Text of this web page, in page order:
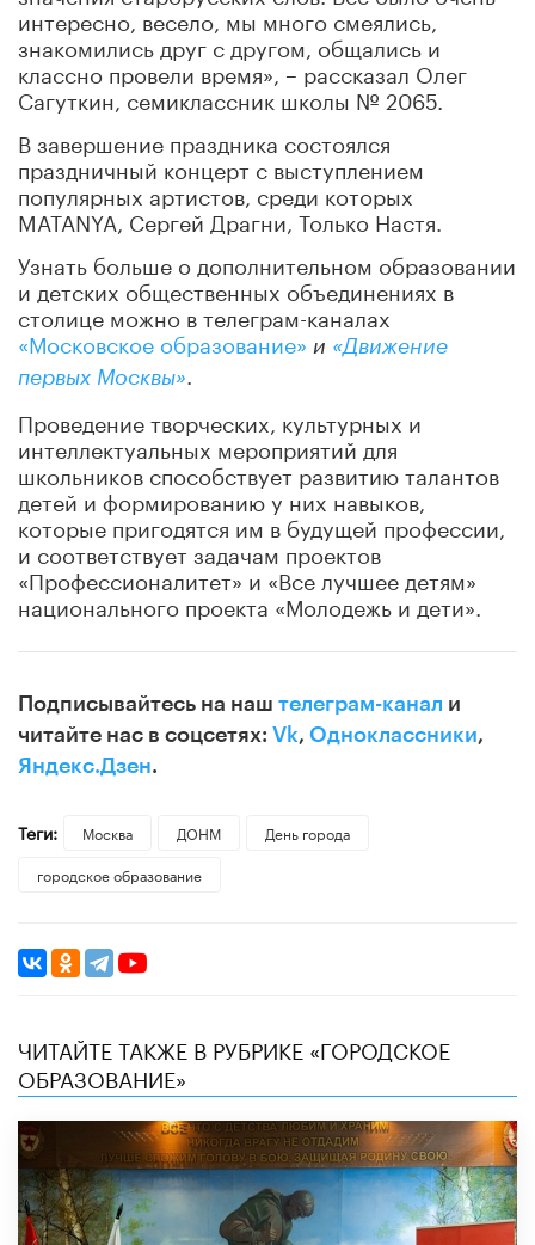
интересно, весело, мы много смеялись,
знакомились друг с другом, общались и
классно провели время», – рассказал Олег
Сагуткин, семиклассник школы № 2065.
В завершение праздника состоялся
праздничный концерт с выступлением
популярных артистов, среди которых
MATANYA, Сергей Драгни, Только Настя.
Узнать больше о дополнительном образовании
и детских общественных объединениях в
столице можно в телеграм-каналах
«Московское образование» и «Движение
первых Москвы»
Проведение творческих, культурных и
интеллектуальных мероприятий для
школьников способствует развитию талантов
детей и формированию у них навыков,
которые пригодятся им в будущей профессии,
и соответствует задачам проектов
«Профессионалитет» и «Все лучшее детям»
национального проекта «Молодежь и дети».
Подписывайтесь на наш телеграм-канал и
читайте нас в соцсетях: Vk, Одноклассники,
Яндекс.Дзен.
Теги: Москва ДОНМ
День города
городское образование
ЧИТАЙТЕ ТАКЖЕ В РУБРИКЕ «ГОРОДСКОЕ
ОБРАЗОВАНИЕ»